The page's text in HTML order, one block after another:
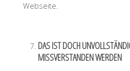
Webseite.
DAS IST DOCH
MISSVERSTANDEN WERDEN